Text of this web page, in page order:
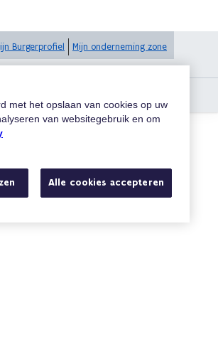
Burgerprofiel Mijn onderneming zone
Zoeken
met het opslaan van cookies op uw
van websitegebruik en om
Alle cookies accepteren